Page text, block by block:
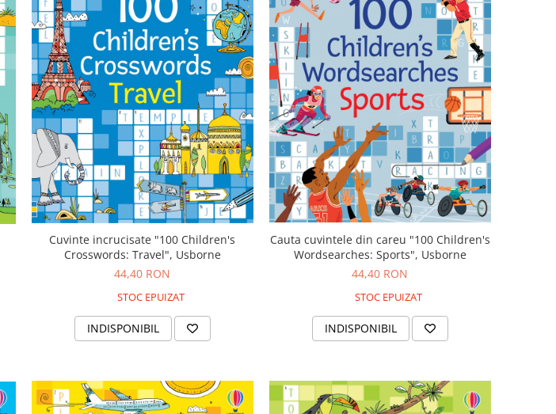
Cuvinte incrucisate "100 Children's
Crosswords: Travel", Usborne
44,40 RON
STOC EPUIZAT
INDISPONIBIL
Cauta cuvintele din careu "100 Children's
Wordsearches: Sports", Usborne
44,40 RON
STOC EPUIZAT
INDISPONIBIL